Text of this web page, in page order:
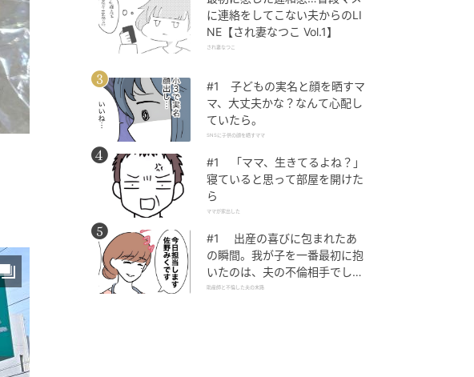
に連絡をしてこない夫からのLI
NE【され妻なつこ Vol.1】
され妻なつこ
#1 子どもの実名と顔を晒すマ
マ、大丈夫かな？なんて心配し
ていたら。
SNSに子供の顔を晒すママ
#1 「ママ、生きてるよね？」
寝ていると思って部屋を開けた
ら
ママが家出した
#1 出産の喜びに包まれたあ
の瞬間。我が子を一番最初に抱
いたのは、夫の不倫相手でし
た。
助産師と不倫した夫の末路